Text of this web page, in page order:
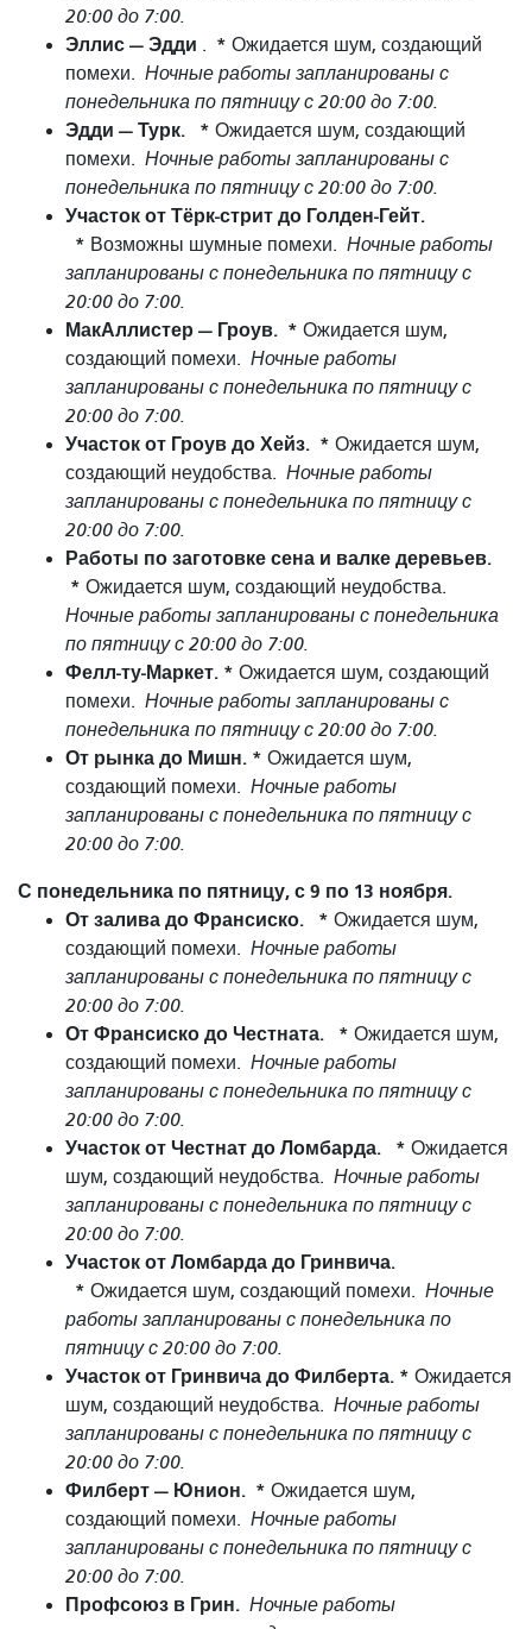
20:00 до 7:00.
Эллис — Эдди . * Ожидается шум, создающий
помехи. Ночные работы запланированы с
понедельника по пятницу с 20:00 до 7:00.
Эдди — Турк. * Ожидается шум, создающий
помехи. Ночные работы запланированы с
понедельника по пятницу с 20:00 до 7:00.
Участок от Тёрк-стрит до Голден-Гейт.
* Возможны шумные помехи. Ночные работы
запланированы с понедельника по пятницу с
20:00 до 7:00.
МакАллистер — Гроув. * Ожидается шум,
создающий помехи. Ночные работы
запланированы с понедельника по пятницу с
20:00 до 7:00.
Участок от Гроув до Хейз. * Ожидается шум,
создающий неудобства. Ночные работы
запланированы с понедельника по пятницу с
20:00 до 7:00.
Работы по заготовке сена и валке деревьев.
* Ожидается шум, создающий неудобства.
Ночные работы запланированы с понедельника
по пятницу с 20:00 до 7:00.
Фелл-ту-Маркет. * Ожидается шум, создающий
помехи. Ночные работы запланированы с
понедельника по пятницу с 20:00 до 7:00.
От рынка до Мишн. * Ожидается шум,
создающий помехи. Ночные работы
запланированы с понедельника по пятницу с
20:00 до 7:00.
С понедельника по пятницу, с 9 по 13 ноября.
От залива до Франсиско.
* Ожидается шум,
создающий помехи. Ночные работы
запланированы с понедельника по пятницу с
20:00 до 7:00.
От Франсиско до Честната. * Ожидается шум,
создающий помехи. Ночные работы
запланированы с понедельника по пятницу с
20:00 до 7:00.
Участок от Честнат до Ломбарда. * Ожидается
шум, создающий неудобства. Ночные работы
запланированы с понедельника по пятницу с
20:00 до 7:00.
Участок от Ломбарда до Гринвича.
* Ожидается шум, создающий помехи. Ночные
работы запланированы с понедельника по
пятницу с 20:00 до 7:00.
Участок от Гринвича до Филберта. * Ожидается
шум, создающий неудобства. Ночные работы
запланированы с понедельника по пятницу с
20:00 до 7:00.
Филберт — Юнион. * Ожидается шум,
создающий помехи. Ночные работы
запланированы с понедельника по пятницу с
20:00 до 7:00.
Профсоюз в Грин. Ночные работы